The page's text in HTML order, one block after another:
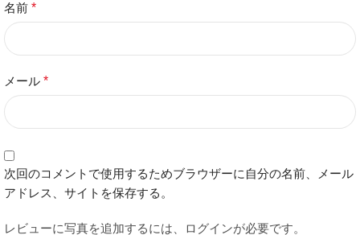
名前 *
メール *
次回のコメントで使用するためブラウザーに自分の名前、メール
アドレス、サイトを保存する。
レビューに写真を追加するには、ログインが必要です。